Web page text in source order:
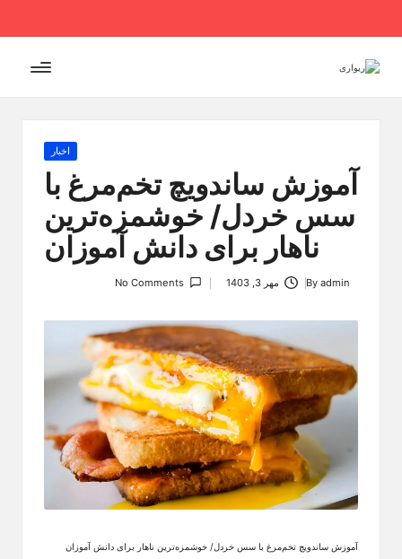
Skip
content
Posted
اخبار
آموزش ساندویچ تخم‌مرغ با
سس خردل/ خوشمزه‌ترین
ناهار برای دانش آموزان
Byadmin مهر 3, 1403 No Comments
آموزش ساندویچ تخم‌مرغ با سس خردل/ خوشمزه‌ترین ناهار برای دانش آموزان